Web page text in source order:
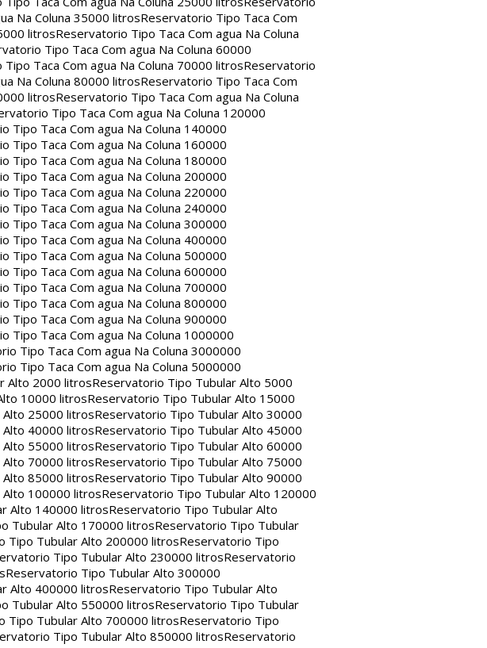
Na Coluna 35000 litrosReservatorio Tipo Taca Com
litrosReservatorio Tipo Taca Com agua Na Coluna
Tipo Taca Com agua Na Coluna 60000
Taca Com agua Na Coluna 70000 litrosReservatorio
Na Coluna 80000 litrosReservatorio Tipo Taca Com
litrosReservatorio Tipo Taca Com agua Na Coluna
Tipo Taca Com agua Na Coluna 120000
Tipo Taca Com agua Na Coluna 140000
Tipo Taca Com agua Na Coluna 160000
Tipo Taca Com agua Na Coluna 180000
Tipo Taca Com agua Na Coluna 200000
Tipo Taca Com agua Na Coluna 220000
Tipo Taca Com agua Na Coluna 240000
Tipo Taca Com agua Na Coluna 300000
Tipo Taca Com agua Na Coluna 400000
Tipo Taca Com agua Na Coluna 500000
Tipo Taca Com agua Na Coluna 600000
Tipo Taca Com agua Na Coluna 700000
Tipo Taca Com agua Na Coluna 800000
Tipo Taca Com agua Na Coluna 900000
Tipo Taca Com agua Na Coluna 1000000
Tipo Taca Com agua Na Coluna 3000000
Tipo Taca Com agua Na Coluna 5000000
Alto 2000 litrosReservatorio Tipo Tubular Alto 5000
10000 litrosReservatorio Tipo Tubular Alto 15000
25000 litrosReservatorio Tipo Tubular Alto 30000
40000 litrosReservatorio Tipo Tubular Alto 45000
55000 litrosReservatorio Tipo Tubular Alto 60000
70000 litrosReservatorio Tipo Tubular Alto 75000
85000 litrosReservatorio Tipo Tubular Alto 90000
100000 litrosReservatorio Tipo Tubular Alto 120000
Alto 140000 litrosReservatorio Tipo Tubular Alto
Tubular Alto 170000 litrosReservatorio Tipo Tubular
Tipo Tubular Alto 200000 litrosReservatorio Tipo
Tipo Tubular Alto 230000 litrosReservatorio
Reservatorio Tipo Tubular Alto 300000
Alto 400000 litrosReservatorio Tipo Tubular Alto
Tubular Alto 550000 litrosReservatorio Tipo Tubular
Tipo Tubular Alto 700000 litrosReservatorio Tipo
Tipo Tubular Alto 850000 litrosReservatorio